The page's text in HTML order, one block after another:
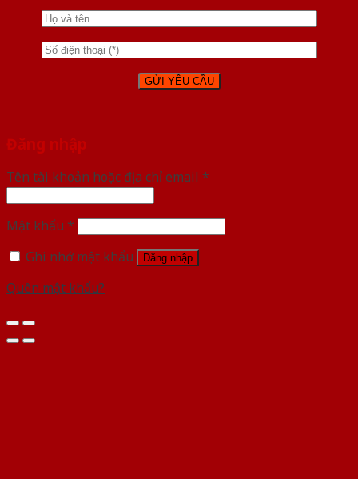
Đăng nhập
Tên tài khoản hoặc địa chỉ email *
Mật khẩu *
Ghi nhớ mật khẩu
Đăng nhập
Quên mật khẩu?